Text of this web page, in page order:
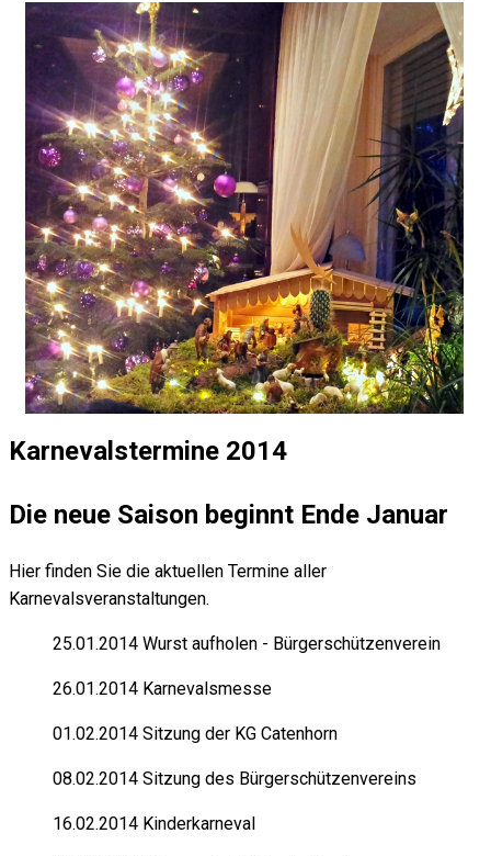
Karnevalstermine 2014
Die neue Saison beginnt Ende Januar
Hier finden Sie die aktuellen Termine aller
Karnevalsveranstaltungen.
25.01.2014 Wurst aufholen - Bürgerschützenverein
26.01.2014 Karnevalsmesse
01.02.2014 Sitzung der KG Catenhorn
08.02.2014 Sitzung des Bürgerschützenvereins
16.02.2014 Kinderkarneval